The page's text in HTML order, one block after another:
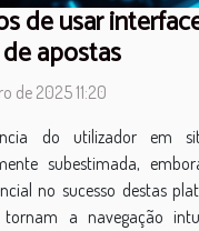
de usar
apostas
de 2025 11:20
do utilizador em
subestimada,
no sucesso destas
tornam a navegação